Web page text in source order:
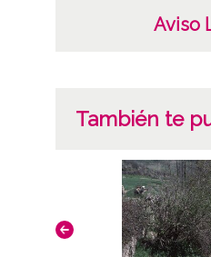
Aviso
También te